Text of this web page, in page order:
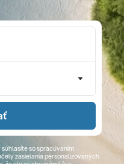
so spracúvaním
zasielania personalizovaných